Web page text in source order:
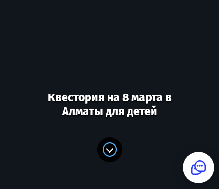
Квестория на 8 марта в
Алматы для детей